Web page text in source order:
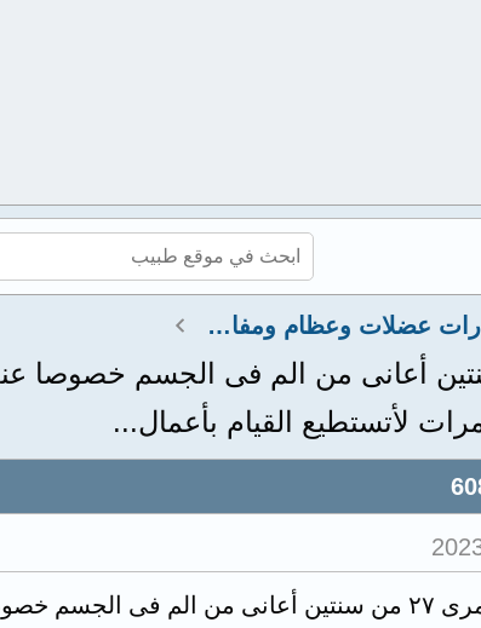
استشارات عضلات وعظام ومفاصل
٢٧ من سنتين أعانى من الم فى الجسم
لأتستطيع القيام بأعمال...
آنسة عمرى ٢٧ من سنتين أعانى من الم فى